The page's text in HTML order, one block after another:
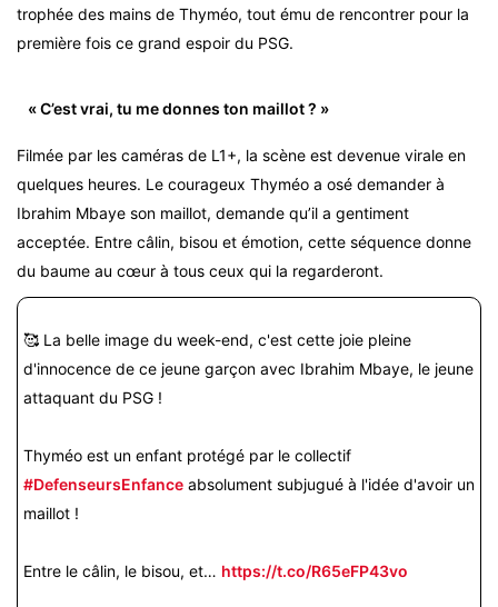
trophée des mains de Thyméo, tout ému de rencontrer pour la
première fois ce grand espoir du PSG.
« C’est vrai, tu me donnes ton maillot ? »
Filmée par les caméras de L1+, la scène est devenue virale en
quelques heures. Le courageux Thyméo a osé demander à
Ibrahim Mbaye son maillot, demande qu’il a gentiment
acceptée. Entre câlin, bisou et émotion, cette séquence donne
du baume au cœur à tous ceux qui la regarderont.
🥰 La belle image du week-end, c'est cette joie pleine
d'innocence de ce jeune garçon avec Ibrahim Mbaye, le jeune
attaquant du PSG !
Thyméo est un enfant protégé par le collectif
#DefenseursEnfance absolument subjugué à l'idée d'avoir un
maillot !
Entre le câlin, le bisou, et… https://t.co/R65eFP43vo